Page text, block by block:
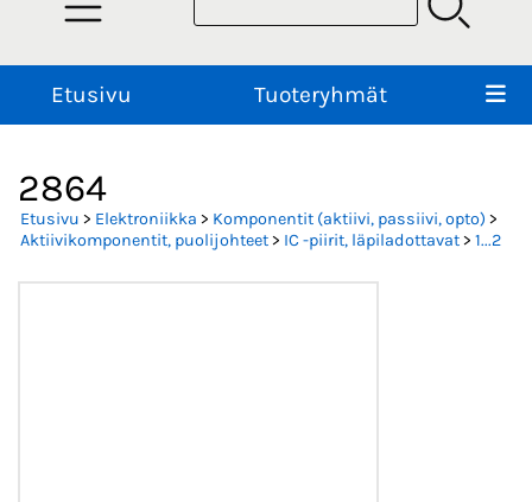
Etusivu Tuoteryhmät
2864
Etusivu > Elektroniikka > Komponentit (aktiivi, passiivi, opto) >
Aktiivikomponentit, puolijohteet> IC -piirit, läpiladottavat> 1...2